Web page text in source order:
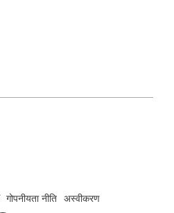
गोपनीयता नीति अस्वीकरण